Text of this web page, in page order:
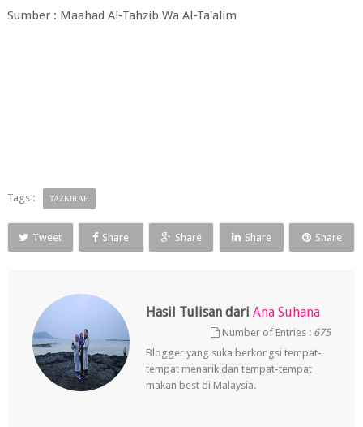
Sumber : Maahad Al-Tahzib Wa Al-Ta'alim
Tags : TAZKIRAH
Tweet Share Share Share Share
Hasil Tulisan dari Ana Suhana
Number of Entries : 675
Blogger yang suka berkongsi tempat-
tempat menarik dan tempat-tempat
makan best di Malaysia.